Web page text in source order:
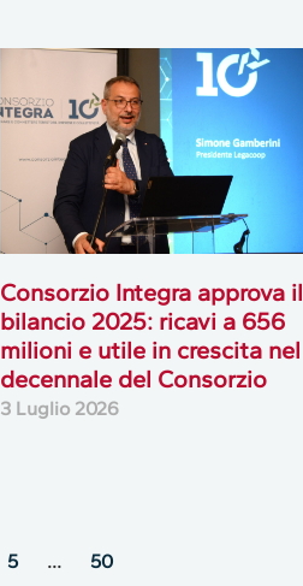
Consorzio Integra approva il
bilancio 2025: ricavi a 656
milioni e utile in crescita nel
decennale del Consorzio
3 Luglio 2026
5 … 50